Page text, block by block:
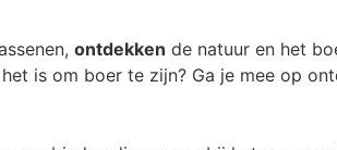
ontdekken de natuur en het
is om boer te zijn? Ga je mee op